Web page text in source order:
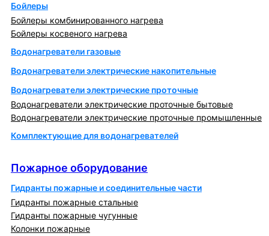
Бойлеры
Бойлеры комбинированного нагрева
Бойлеры косвеного нагрева
Водонагреватели газовые
Водонагреватели электрические накопительные
Водонагреватели электрические проточные
Водонагреватели электрические проточные бытовые
Водонагреватели электрические проточные промышленные
Комплектующие для водонагревателей
Пожарное оборудование
Гидранты пожарные и соединительные части
Гидранты пожарные стальные
Гидранты пожарные чугунные
Колонки пожарные